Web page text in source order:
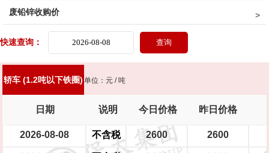
柴油皮卡车（铝圈）
货车(8吨以上)(集装箱、自卸车减50元/吨) 中巴、校巴
新能源轿车（铝圈） 新能源轿车（铁圈）
大型电瓶车 小型电瓶车
废铅锌收购价
快速查询：
轿车 (1.2吨以下铁圈) 单位：元 / 吨
日期 说明 今日价格 昨日价格
2026-08-08 不含税 2600 2600